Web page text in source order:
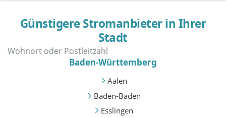
Günstigere Stromanbieter in Ihrer
Stadt
Baden-Württemberg
Aalen
Baden-Baden
Esslingen